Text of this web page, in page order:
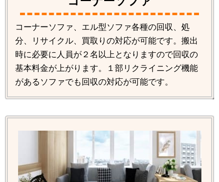
コーナーソファ、エル型ソファ各種の回収、処
分、リサイクル、買取りの対応が可能です。搬出
時に必要に人員が２名以上となりますので回収の
基本料金が上がります。１部リクライニング機能
があるソファでも回収の対応が可能です。